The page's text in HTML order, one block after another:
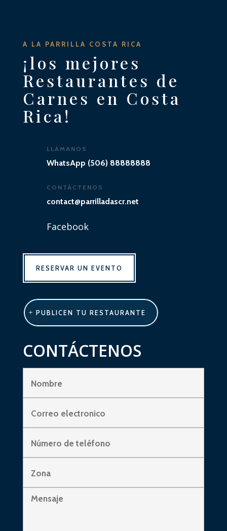
A LA PARRILLA COSTA RICA
¡los mejores
Restaurantes de
Carnes en Costa
Rica!
LLÁMANOS
WhatsApp (506) 88888888
CONTÁCTENOS
contact@parrilladascr.net
Facebook
RESERVAR UN EVENTO
PUBLICEN TU RESTAURANTE
CONTÁCTENOS